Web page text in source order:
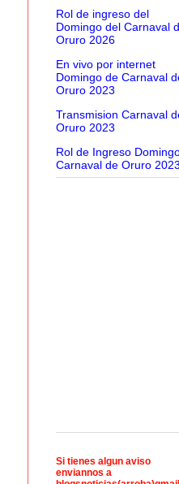
Rol de ingreso del
Domingo del Carnaval
Oruro 2026
En vivo por internet
Domingo de Carnaval
Oruro 2023
Transmision Carnaval
Oruro 2023
Rol de Ingreso
Carnaval de Oruro 2023
Si tienes algun aviso
enviannos a